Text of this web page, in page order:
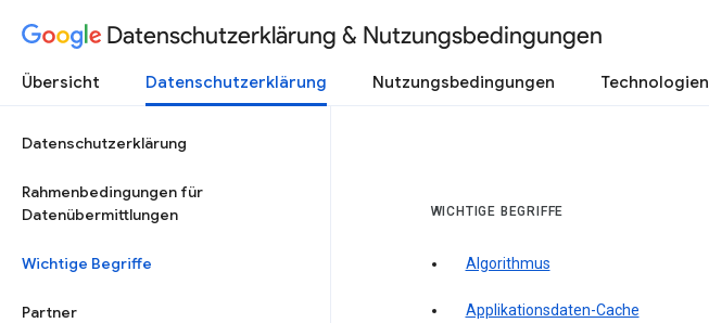
Datenschutzerklärung & Nutzungsbedingungen
Übersicht Datenschutzerklärung Nutzungsbedingungen Technologien
Datenschutzerklärung
Rahmenbedingungen für
Datenübermittlungen
Wichtige Begriffe
Partner
WICHTIGE BEGRIFFE
Algorithmus
Applikationsdaten-Cache